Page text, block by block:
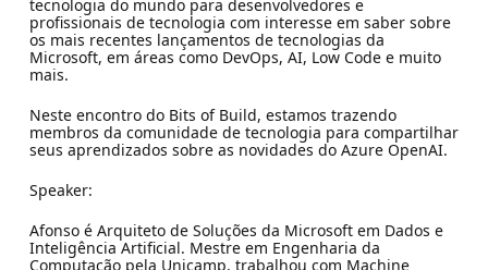
tecnologia do mundo para desenvolvedores e
profissionais de tecnologia com interesse em saber sobre
os mais recentes lançamentos de tecnologias da
Microsoft, em áreas como DevOps, AI, Low Code e muito
mais.
Neste encontro do Bits of Build, estamos trazendo
membros da comunidade de tecnologia para compartilhar
seus aprendizados sobre as novidades do Azure OpenAI.
Speaker:
Afonso é Arquiteto de Soluções da Microsoft em Dados e
Inteligência Artificial. Mestre em Engenharia da
Computação pela Unicamp, trabalhou com Machine